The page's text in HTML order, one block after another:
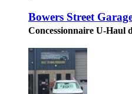
Bowers Street
Concessionnaire U-Haul